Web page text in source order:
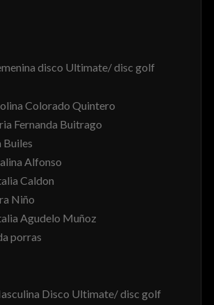
disco Ultimate/ disc golf
Colorado Quintero
Fernanda Buitrago
Builes
Alfonso
Caldon
Niño
Agudelo Muñoz
porras
Disco Ultimate/ disc golf